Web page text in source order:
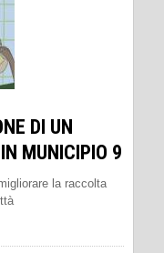
DI UN
MUNICIPIO 9
la raccolta